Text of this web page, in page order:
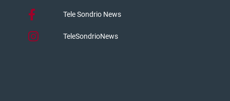
Tele Sondrio News
TeleSondrioNews